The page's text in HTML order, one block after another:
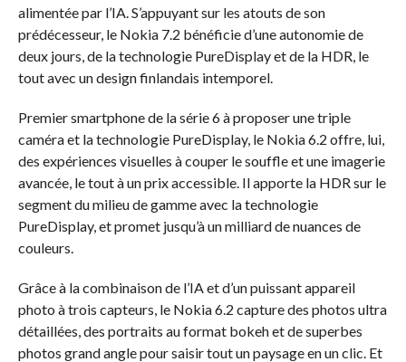
alimentée par l’IA. S’appuyant sur les atouts de son
prédécesseur, le Nokia 7.2 bénéficie d’une autonomie de
deux jours, de la technologie PureDisplay et de la HDR, le
tout avec un design finlandais intemporel.
Premier smartphone de la série 6 à proposer une triple
caméra et la technologie PureDisplay, le Nokia 6.2 offre, lui,
des expériences visuelles à couper le souffle et une imagerie
avancée, le tout à un prix accessible. Il apporte la HDR sur le
segment du milieu de gamme avec la technologie
PureDisplay, et promet jusqu’à un milliard de nuances de
couleurs.
Grâce à la combinaison de l’IA et d’un puissant appareil
photo à trois capteurs, le Nokia 6.2 capture des photos ultra
détaillées, des portraits au format bokeh et de superbes
photos grand angle pour saisir tout un paysage en un clic. Et